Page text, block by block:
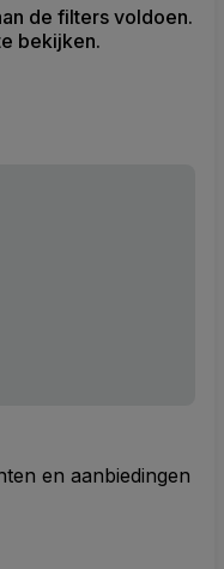
de filters voldoen.
bekijken.
en aanbiedingen